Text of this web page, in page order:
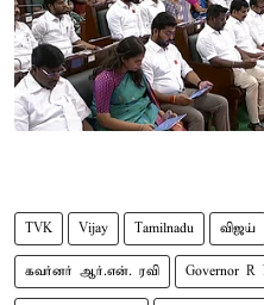
TVK Vijay Tamilnadu விஜய்
கவர்னர் ஆர்.என். ரவி Governor R